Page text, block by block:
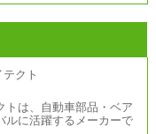
トは、自動車部品・ベア
ルに活躍するメーカーで